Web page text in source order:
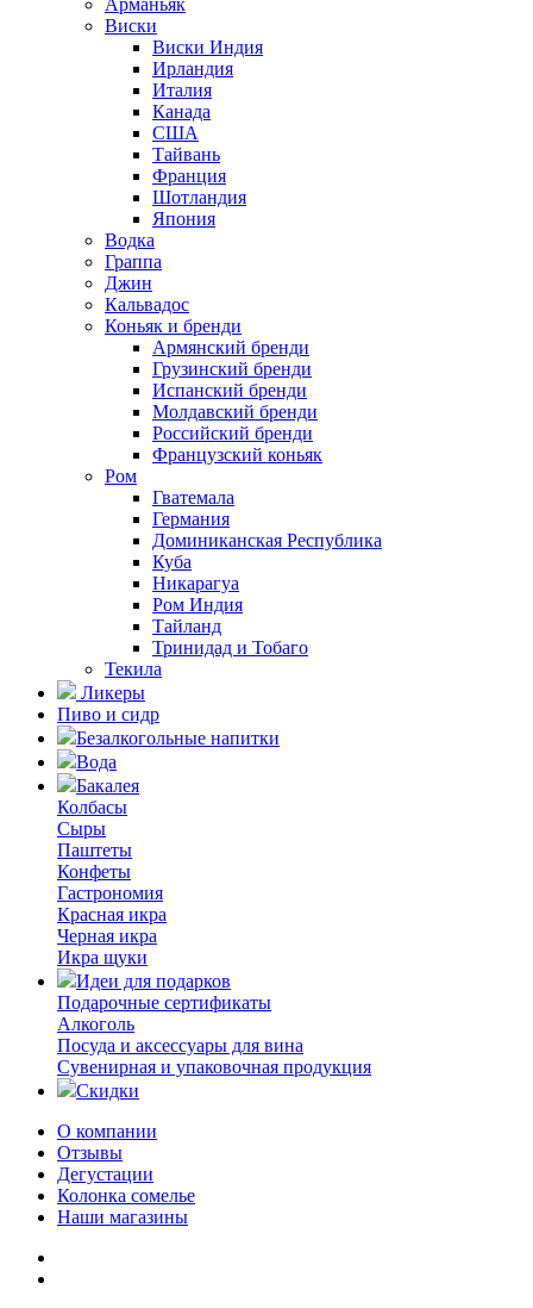
Арманьяк
Виски
Виски Индия
Ирландия
Италия
Канада
США
Тайвань
Франция
Шотландия
Япония
Водка
Граппа
Джин
Кальвадос
Коньяк и бренди
Армянский бренди
Грузинский бренди
Испанский бренди
Молдавский бренди
Российский бренди
Французский коньяк
Ром
Гватемала
Германия
Доминиканская Республика
Куба
Никарагуа
Ром Индия
Тайланд
Тринидад и Тобаго
Текила
Ликеры
Пиво и сидр
Безалкогольные напитки
Вода
Бакалея
Колбасы
Сыры
Паштеты
Конфеты
Гастрономия
Красная икра
Черная икра
Икра щуки
Идеи для подарков
Подарочные сертификаты
Алкоголь
Посуда и аксессуары для вина
Сувенирная и упаковочная продукция
Скидки
О компании
Отзывы
Дегустации
Колонка сомелье
Наши магазины